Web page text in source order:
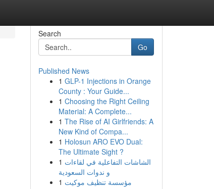
Search
Go
Published News
1 GLP-1 Injections in Orange
County : Your Guide...
1 Choosing the Right Ceiling
Material: A Complete...
1 The Rise of AI Girlfriends: A
New Kind of Compa...
1 Holosun ARO EVO Dual:
The Ultimate Sight ?
1 الشاشات التفاعلية في لقاءات
و ندوات السعودية
1 مؤسسة تنظيف موكيت